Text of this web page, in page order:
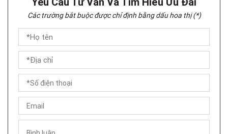
Các trường bắt buộc được chỉ định bằng dấu hoa thị (*)